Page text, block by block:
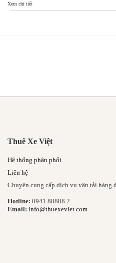
Xem chi tiết
Thuê Xe Việt
Hệ thống phân phối
Liên hệ
Chuyên cung cấp dịch vụ vận tải hàng
Hotline: 0941 88888 2
Email: info@thuexeviet.com